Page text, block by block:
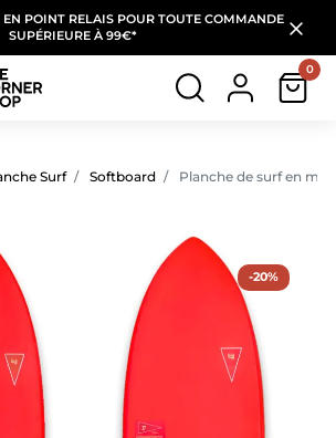
POINT RELAIS POUR TOUTE COMMANDE
SUPÉRIEURE À 99€*
0
Surf Softboard Planche de surf en
-20%